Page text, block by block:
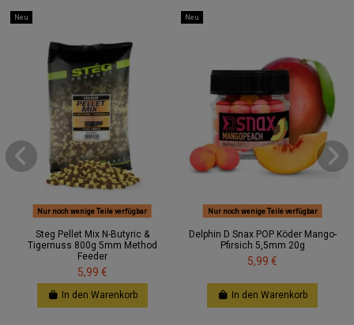
Neu
Nur noch wenige Teile verfügbar
Steg Pellet Mix N-Butyric &
Tigernuss 800g 5mm Method
Feeder
5,99 €
In den Warenkorb
Neu
Nur noch wenige Teile verfügbar
Delphin D Snax POP Köder Mango-
Pfirsich 5,5mm 20g
5,99 €
In den Warenkorb